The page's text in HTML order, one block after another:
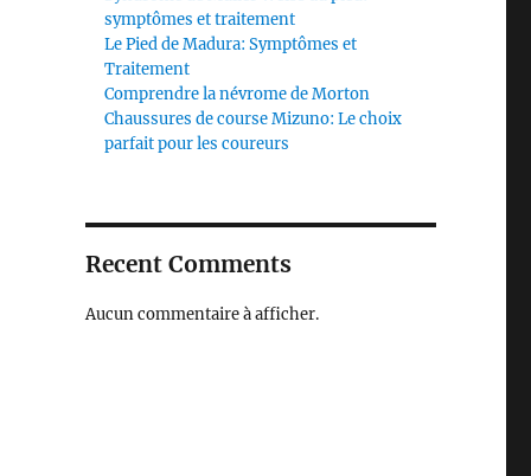
symptômes et traitement
Le Pied de Madura: Symptômes et
Traitement
Comprendre la névrome de Morton
Chaussures de course Mizuno: Le choix
parfait pour les coureurs
Recent Comments
Aucun commentaire à afficher.